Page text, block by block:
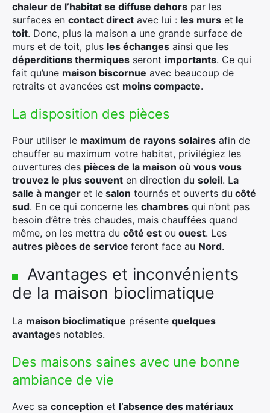
chaleur de l’habitat se diffuse dehors par les
surfaces en contact direct avec lui : les murs et le
toit. Donc, plus la maison a une grande surface de
murs et de toit, plus les échanges ainsi que les
déperditions thermiques seront importants. Ce qui
fait qu’une maison biscornue avec beaucoup de
retraits et avancées est moins compacte.
La disposition des pièces
Pour utiliser le maximum de rayons solaires afin de
chauffer au maximum votre habitat, privilégiez les
ouvertures des pièces de la maison où vous vous
trouvez le plus souvent en direction du soleil. La
salle à manger et le salon tournés et ouverts du côté
sud. En ce qui concerne les chambres qui n’ont pas
besoin d’être très chaudes, mais chauffées quand
même, on les mettra du côté est ou ouest. Les
autres pièces de service feront face au Nord.
Avantages et inconvénients
de la maison bioclimatique
La maison bioclimatique présente quelques
avantages notables.
Des maisons saines avec une bonne
ambiance de vie
Avec sa conception et l’absence des matériaux